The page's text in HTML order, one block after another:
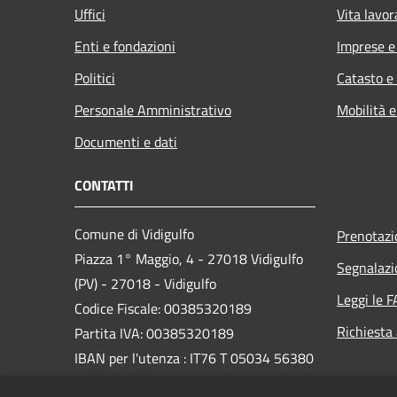
Uffici
Enti e fondazioni
Politici
Personale Amministrativo
Documenti e dati
Vita
Imprese
Catasto
Mobilità
CONTATTI
Comune di Vidigulfo
Piazza 1° Maggio, 4 - 27018 Vidigulfo
(PV) - 27018 - Vidigulfo
Codice Fiscale: 00385320189
Partita IVA: 00385320189
IBAN per l'utenza : IT76 T 05034 56380
Leggi le